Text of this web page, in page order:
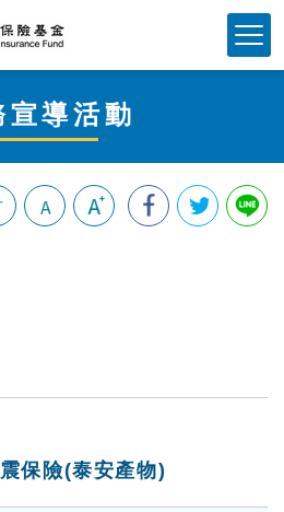
宣導活動
保險(泰安產物)